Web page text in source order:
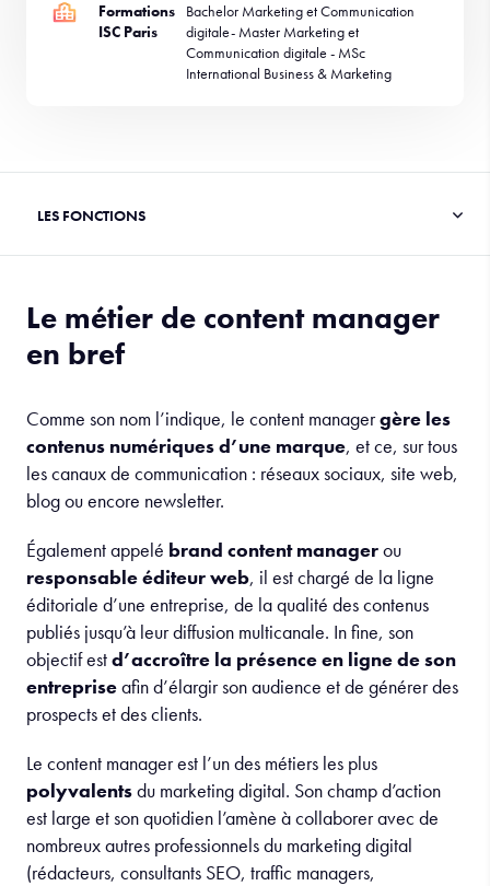
Formations
ISC Paris
Bachelor Marketing et Communication
digitale- Master Marketing et
Communication digitale - MSc
International Business & Marketing
Le métier de content manager
en bref
Comme son nom l’indique, le content managergère les
contenus numériques d’une marque, et ce, sur tous
les canaux de communication : réseaux sociaux, site web,
blog ou encore newsletter.
Également appelé brand content managerou
responsable éditeur web, il est chargé de la ligne
éditoriale d’une entreprise, de la qualité des contenus
publiés jusqu’à leur diffusion multicanale. In fine, son
objectif estd’accroître la présence en ligne de son
entrepriseafin d’élargir son audience et de générer des
prospects et des clients.
Le content manager est l’un des métiers les plus
polyvalentsdu marketing digital. Son champ d’action
est large et son quotidien l’amène à collaborer avec de
nombreux autres professionnels du marketing digital
(rédacteurs, consultants SEO, traffic managers,